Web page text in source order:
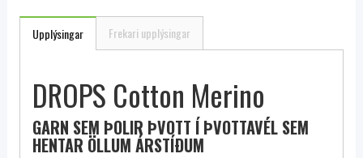
Upplýsingar Frekari upplýsingar
DROPS Cotton Merino
GARN SEM ÞOLIR ÞVOTT Í ÞVOTTAVÉL SEM
HENTAR ÖLLUM ÁRSTÍÐUM